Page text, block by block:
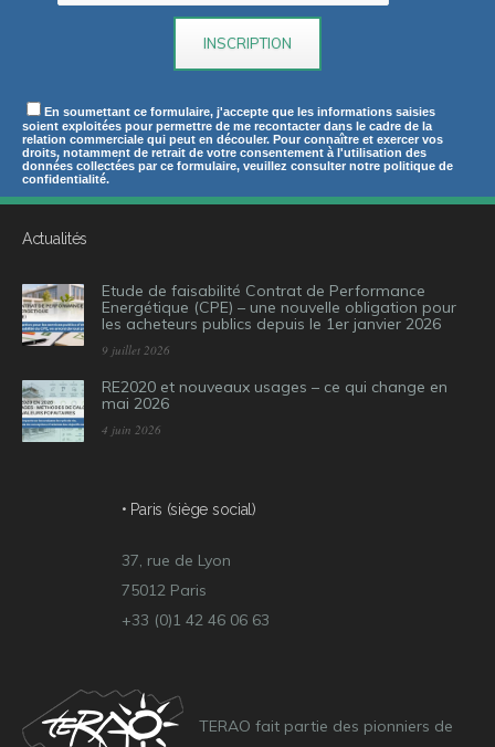
En soumettant ce formulaire, j'accepte que les informations saisies
soient exploitées pour permettre de me recontacter dans le cadre de la
relation commerciale qui peut en découler. Pour connaître et exercer vos
droits, notamment de retrait de votre consentement à l'utilisation des
données collectées par ce formulaire, veuillez consulter notre politique de
confidentialité.
Actualités
Etude de faisabilité Contrat de Performance
Energétique (CPE) – une nouvelle obligation pour
les acheteurs publics depuis le 1er janvier 2026
9 juillet 2026
RE2020 et nouveaux usages – ce qui change en
mai 2026
4 juin 2026
• Paris (siège social)
37, rue de Lyon
75012 Paris
+33 (0)1 42 46 06 63
TERAO fait partie des pionniers de